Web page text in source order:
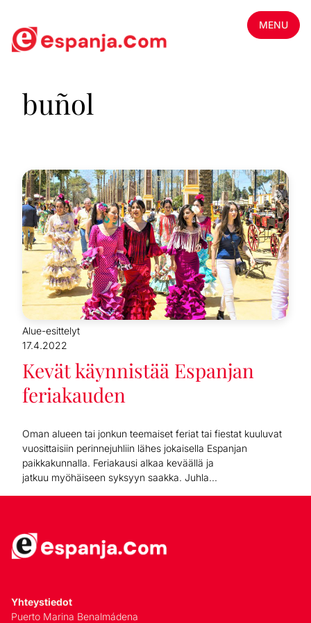
MENU
buñol
Alue-esittelyt
17.4.2022
Kevät käynnistää Espanjan
feriakauden
Oman alueen tai jonkun teemaiset feriat tai fiestat kuuluvat
vuosittaisiin perinnejuhliin lähes jokaisella Espanjan
paikkakunnalla. Feriakausi alkaa keväällä ja
jatkuu myöhäiseen syksyyn saakka. Juhla...
Yhteystiedot
Puerto Marina Benalmádena